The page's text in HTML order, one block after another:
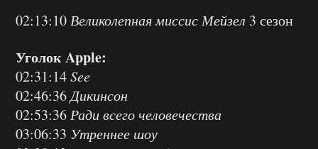
02:13:10 Великолепная миссис Мейзел 3 сезон
Уголок Apple:
02:31:14See
02:46:36Дикинсон
02:53:36 Ради всего человечества
03:06:33 Утреннее шоу